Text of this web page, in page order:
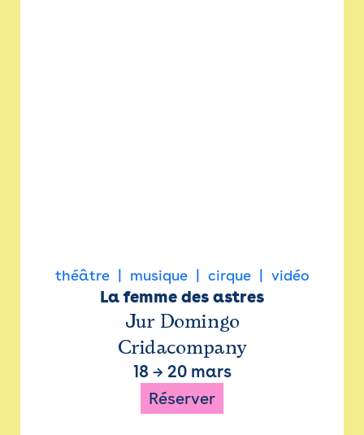
théâtre musique cirque vidéo
La femme des astres
Jur Domingo
Cridacompany
18 → 20 mars
Réserver